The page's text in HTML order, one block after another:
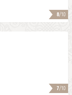
8/10
7/10